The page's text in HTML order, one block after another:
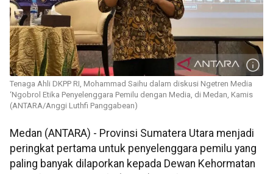
Tenaga Ahli DKPP RI, Mohammad Saihu dalam diskusi Ngetren Media
‘Ngobrol Etika Penyelenggara Pemilu dengan Media, di Medan, Kamis
(ANTARA/Anggi Luthfi Panggabean)
Medan (ANTARA) - Provinsi Sumatera Utara menjadi
peringkat pertama untuk penyelenggara pemilu yang
paling banyak dilaporkan kepada Dewan Kehormatan